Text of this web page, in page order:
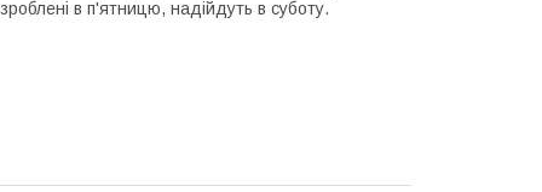
в п'ятницю, надійдуть в суботу.